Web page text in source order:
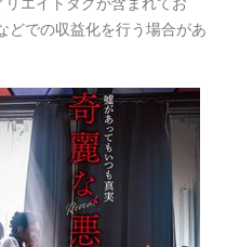
どでの収益化を行う場合があ